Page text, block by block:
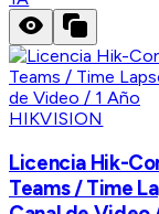
HIKVISION
Licencia Hik-
Teams / Time